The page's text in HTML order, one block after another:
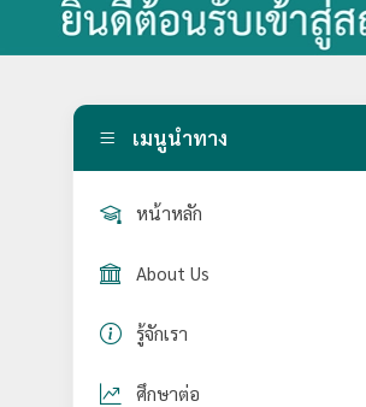
เมนูนำทาง
หน้าหลัก
About Us
รู้จักเรา
ศึกษาต่อ